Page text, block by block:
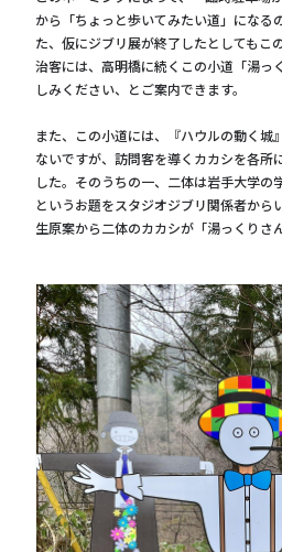
から「ちょっと歩いてみたい道」になる
た、仮にジブリ展が終了したとしてもこ
治客には、高明橋に続くこの小道「湯っ
しみください、とご案内できます。
また、この小道には、『ハウルの動く城
ないですが、訪問客を導くカカシを各所
した。そのうちの一、二体は岩手大学の
というお題をスタジオジブリ関係者から
生原案から二体のカカシが「湯っくりさ